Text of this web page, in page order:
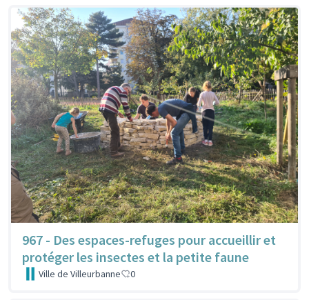
967 - Des espaces-refuges pour accueillir et
protéger les insectes et la petite faune
Ville de Villeurbanne 0